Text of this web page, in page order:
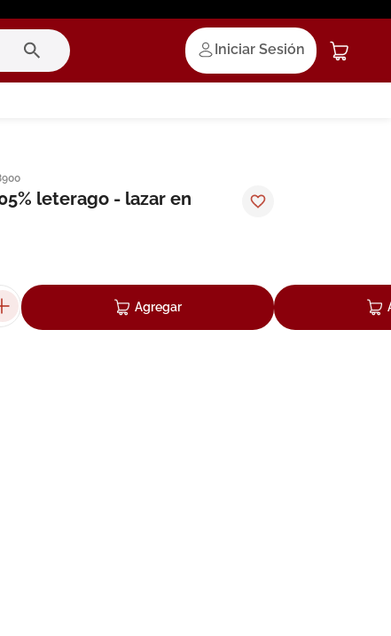
Iniciar Sesión
leterago - lazar en
Agregar